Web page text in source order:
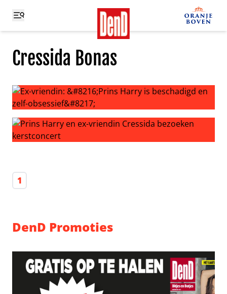
Cressida Bonas
Ex-vriendin: ‘Prins Harry is beschadigd en zelf-obsessief’
1
DenD Promoties